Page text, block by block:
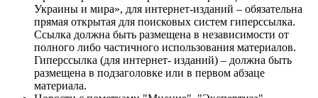
Украины и мира», для интернет-изданий – обязательна
прямая открытая для поисковых систем гиперссылка.
Ссылка должна быть размещена в независимости от
полного либо частичного использования материалов.
Гиперссылка (для интернет- изданий) – должна быть
размещена в подзаголовке или в первом абзаце
материала.